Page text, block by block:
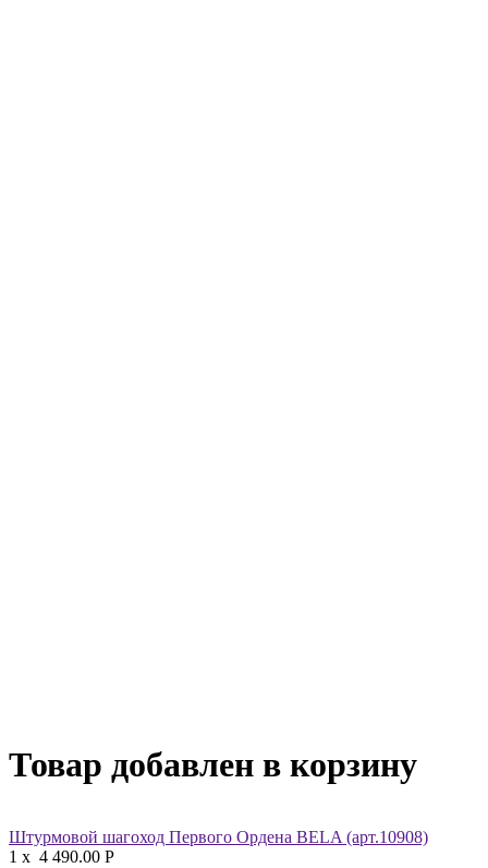
Товар добавлен в корзину
Штурмовой шагоход Первого Ордена BELA (арт.10908)
1 x 4 490.00 Р